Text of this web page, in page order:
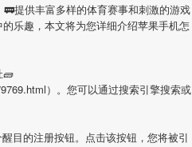
提供丰富多样的体育赛事和刺激的游戏
乐趣，本文将为您详细介绍苹果手机怎
🧱
）。您可以通过搜索引擎搜索或
目的注册按钮。点击该按钮，您将被引